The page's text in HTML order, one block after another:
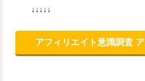
↓↓↓↓↓
アフィリエイト意識調査